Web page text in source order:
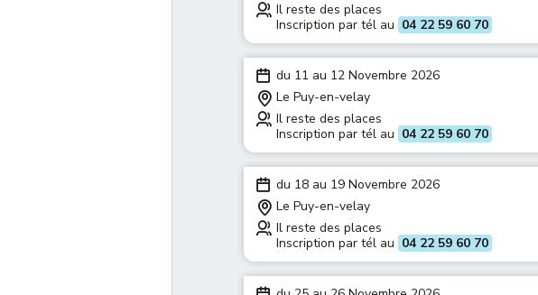
Il reste des places
Inscription par tél au 04 22 59 60 70
du 11 au 12 Novembre 2026
Le Puy-en-velay
Il reste des places
Inscription par tél au 04 22 59 60 70
du 18 au 19 Novembre 2026
Le Puy-en-velay
Il reste des places
Inscription par tél au 04 22 59 60 70